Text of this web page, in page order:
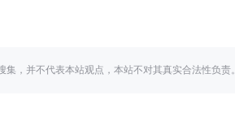
，并不代表本站观点，本站不对其真实合法性负责